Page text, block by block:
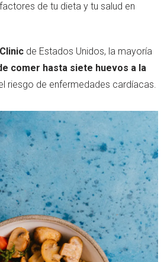
de tu dieta y tu salud en
de Estados Unidos, la mayoría
comer hasta siete huevos a la
riesgo de enfermedades cardíacas.